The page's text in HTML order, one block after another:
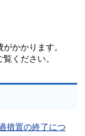
かかります。
覧ください。
措置の終了につ